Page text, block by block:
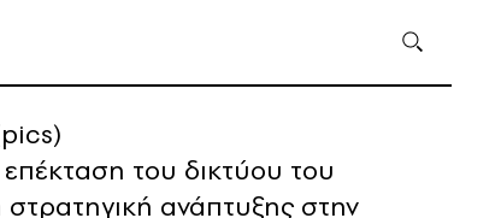
του δικτύου του
ανάπτυξης στην